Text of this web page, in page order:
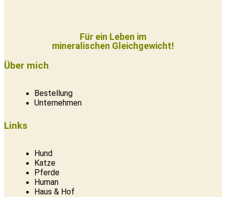
Für ein Leben im
mineralischen Gleichgewicht!
Über mich
Bestellung
Unternehmen
Links
Hund
Katze
Pferde
Human
Haus & Hof